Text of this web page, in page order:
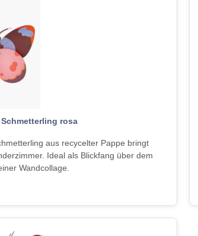
rosa
aus recycelter Pappe bringt
Ideal als Blickfang über dem
Wandcollage.